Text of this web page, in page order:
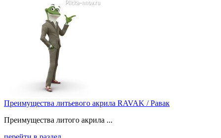
Преимущества литьевого акрила RAVAK / Равак
Преимущества литого акрила ...